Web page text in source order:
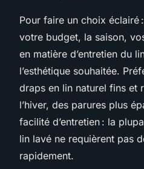
Pour faire un choix éclairé
votre budget, la saison,
en matière d’entretien du
l’esthétique souhaitée.
draps en lin naturel fins et
l’hiver, des parures plus
facilité d’entretien : la
lin lavé ne requièrent pas
rapidement.